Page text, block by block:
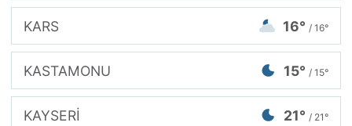
KARS 16° / 16°
KASTAMONU 15° / 15°
KAYSERİ 21° / 21°